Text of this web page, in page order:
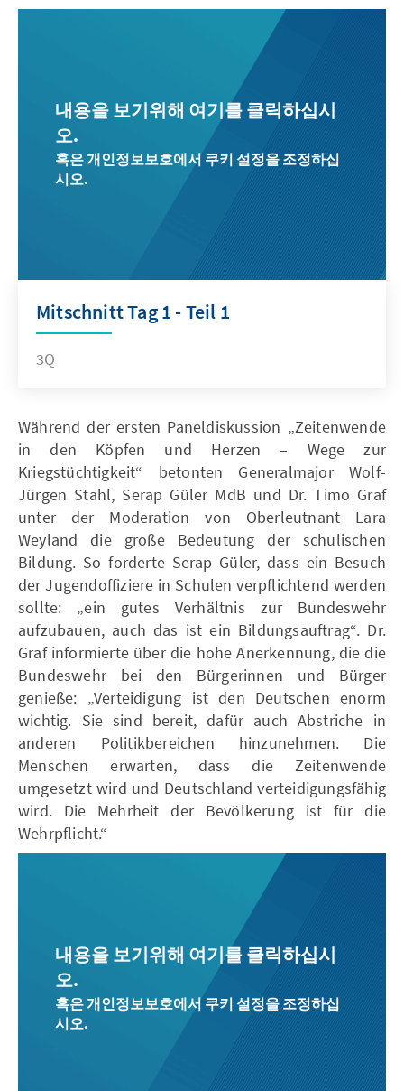
내용을 보기위해 여기를 클릭하십시
오.
혹은 개인정보보호에서 쿠키 설정을 조정하십
시오.
Mitschnitt Tag 1 - Teil 1
3Q
Während der ersten Paneldiskussion „Zeitenwende
in den Köpfen und Herzen – Wege zur
Kriegstüchtigkeit“ betonten Generalmajor Wolf-
Jürgen Stahl, Serap Güler MdB und Dr. Timo Graf
unter der Moderation von Oberleutnant Lara
Weyland die große Bedeutung der schulischen
Bildung. So forderte Serap Güler, dass ein Besuch
der Jugendoffiziere in Schulen verpflichtend werden
sollte: „ein gutes Verhältnis zur Bundeswehr
aufzubauen, auch das ist ein Bildungsauftrag“. Dr.
Graf informierte über die hohe Anerkennung, die die
Bundeswehr bei den Bürgerinnen und Bürger
genieße: „Verteidigung ist den Deutschen enorm
wichtig. Sie sind bereit, dafür auch Abstriche in
anderen Politikbereichen hinzunehmen. Die
Menschen erwarten, dass die Zeitenwende
umgesetzt wird und Deutschland verteidigungsfähig
wird. Die Mehrheit der Bevölkerung ist für die
Wehrpflicht.“
내용을 보기위해 여기를 클릭하십시
오.
혹은 개인정보보호에서 쿠키 설정을 조정하십
시오.